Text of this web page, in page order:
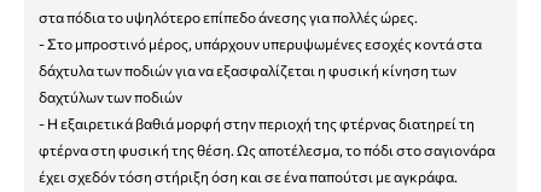
στα πόδια το υψηλότερο επίπεδο άνεσης για πολλές ώρες.
- Στο μπροστινό μέρος, υπάρχουν υπερυψωμένες εσοχές κοντά στα
δάχτυλα των ποδιών για να εξασφαλίζεται η φυσική κίνηση των
δαχτύλων των ποδιών
- Η εξαιρετικά βαθιά μορφή στην περιοχή της φτέρνας διατηρεί τη
φτέρνα στη φυσική της θέση. Ως αποτέλεσμα, το πόδι στο σαγιονάρα
έχει σχεδόν τόση στήριξη όση και σε ένα παπούτσι με αγκράφα.